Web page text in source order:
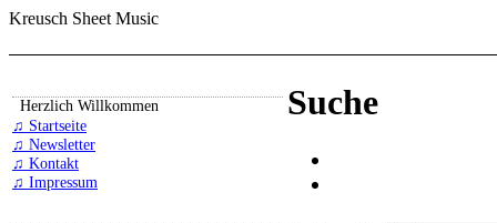
Kreusch Sheet Music
Herzlich Willkommen
♫ Startseite
♫ Newsletter
♫ Kontakt
♫ Impressum
Suche